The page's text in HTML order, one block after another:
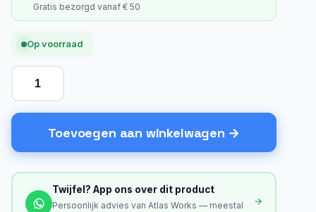
Gratis bezorgd vanaf € 50
Op voorraad
Toevoegen aan winkelwagen
Twijfel? App ons over dit product
Persoonlijk advies van Atlas Works — meestal